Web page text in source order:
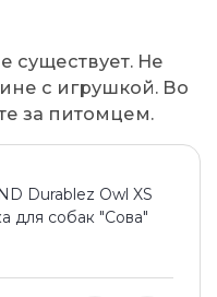
существует. Не
с игрушкой. Во
за питомцем.
Durablez Owl XS
для собак "Сова"